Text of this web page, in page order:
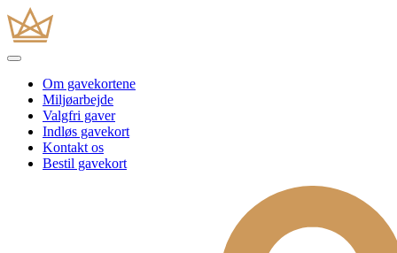
Om gavekortene
Miljøarbejde
Valgfri gaver
Indløs gavekort
Kontakt os
Bestil gavekort